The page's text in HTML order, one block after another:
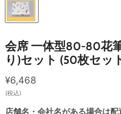
会席 一体型80-80花
り)セット (50枚セッ
現在の価格
¥6,468
(税込)
店舗名・会社名がある場合は